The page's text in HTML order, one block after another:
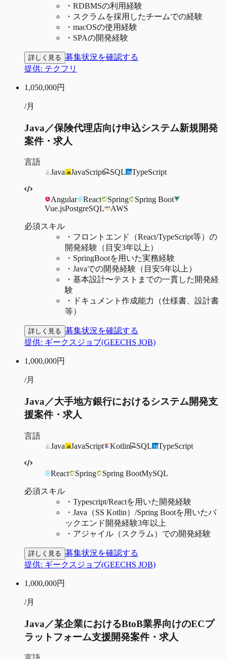
・ RDBMSの利用経験
・ スクラムを採用したチームでの経験
・ macOSの使用経験
・ SPAの開発経験
詳しく見る 募集状況を確認する
提供: テクフリ
1,050,000円
/月
Java／保険代理店向け申込システム新規開発
案件・求人
言語
Java
JavaScript SQL TypeScript
Angular React Spring
Spring Boot
Vue.jsPostgreSQL AWS
必須スキル
・ フロントエンド（React/TypeScript等）の
開発経験（目安3年以上）
・ SpringBootを用いた実務経験
・ Javaでの開発経験（目安5年以上）
・ 基本設計〜テストまでの一貫した開発経
験
・
ドキュメント作成能力（仕様書、設計書
等）
詳しく見る 募集状況を確認する
提供: ギークスジョブ(GEECHS JOB)
1,000,000円
/月
Java／大手地方銀行におけるシステム開発支
援案件・求人
言語
Java
JavaScript Kotlin SQL TypeScript
React Spring Spring BootMySQL
必須スキル
・ Typescript/Reactを用いた開発経験
・ Java（SS Kotlin）/Spring Bootを用いたバ
ックエンド開発経験3年以上
・ アジャイル（スクラム）での開発経験
詳しく見る 募集状況を確認する
提供: ギークスジョブ(GEECHS JOB)
1,000,000円
/月
Java／某企業におけるBtoB業界向けのECプ
ラットフォーム支援開発案件・求人